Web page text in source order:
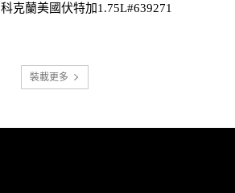
科克蘭美國伏特加1.75L#639271
裝載更多